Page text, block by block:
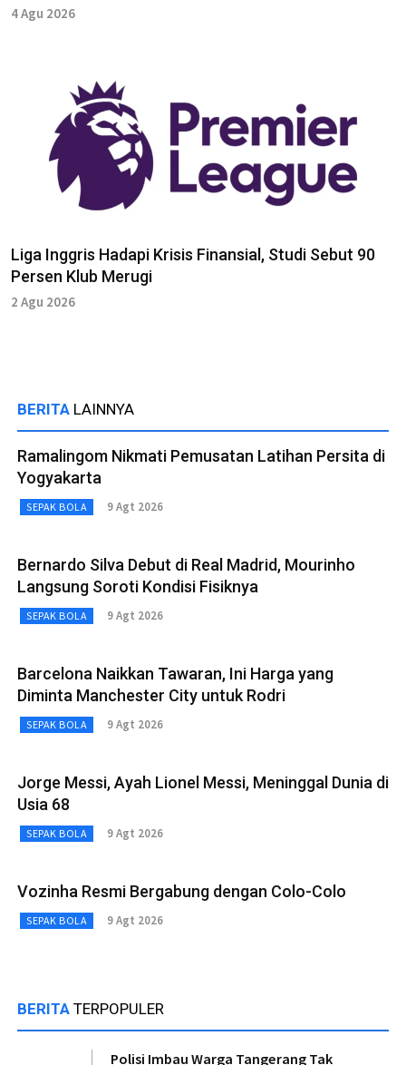
4 Agu 2026
Liga Inggris Hadapi Krisis Finansial, Studi Sebut 90
Persen Klub Merugi
2 Agu 2026
BERITA LAINNYA
Ramalingom Nikmati Pemusatan Latihan Persita di
Yogyakarta
SEPAK BOLA 9 Agt 2026
Bernardo Silva Debut di Real Madrid, Mourinho
Langsung Soroti Kondisi Fisiknya
SEPAK BOLA 9 Agt 2026
Barcelona Naikkan Tawaran, Ini Harga yang
Diminta Manchester City untuk Rodri
SEPAK BOLA 9 Agt 2026
Jorge Messi, Ayah Lionel Messi, Meninggal Dunia di
Usia 68
SEPAK BOLA 9 Agt 2026
Vozinha Resmi Bergabung dengan Colo-Colo
SEPAK BOLA 9 Agt 2026
BERITA TERPOPULER
Polisi Imbau Warga Tangerang Tak